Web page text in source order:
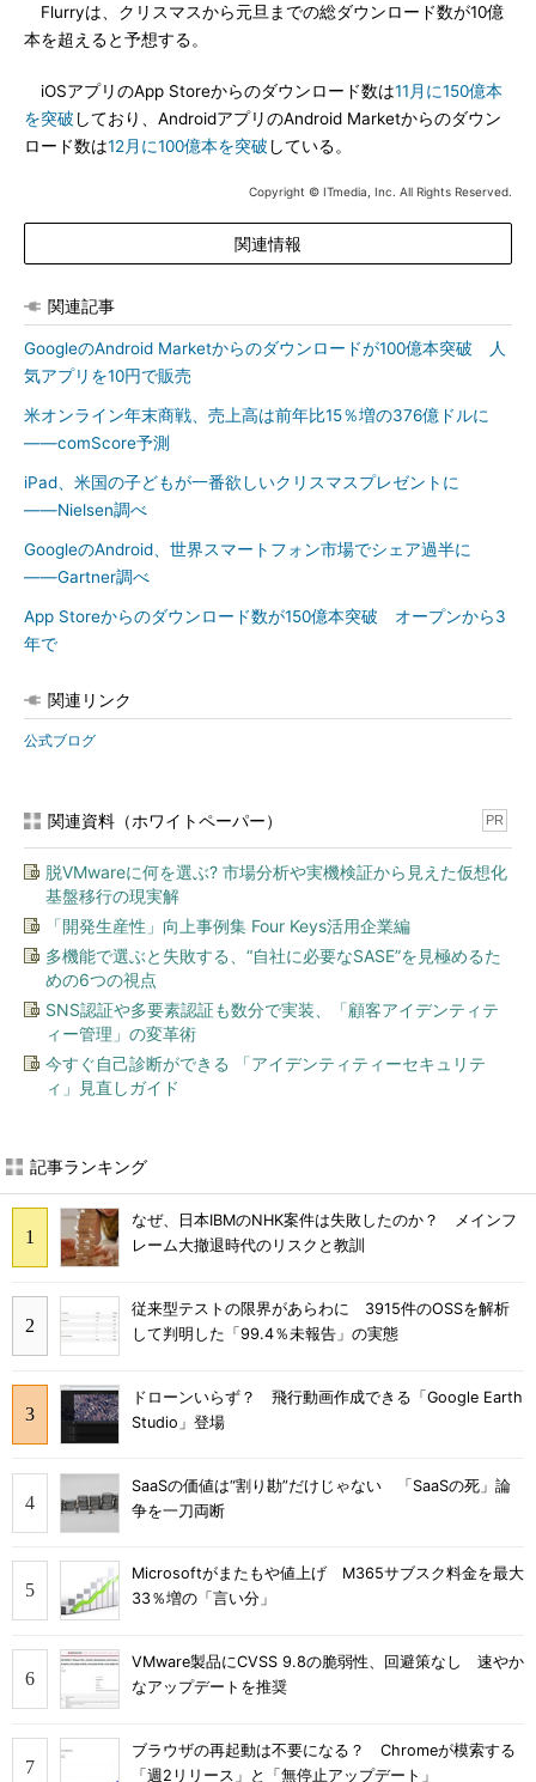
Flurryは、クリスマスから元旦までの総ダウンロード数が10億
本を超えると予想する。
iOSアプリのApp Storeからのダウンロード数は11月に150億本
を突破 しており、AndroidアプリのAndroid Marketからのダウン
ロード数は12月に100億本を突破 している。
Copyright © ITmedia, Inc. All Rights Reserved.
関連情報
関連記事
GoogleのAndroid Marketからのダウンロードが100億本突破 人
気アプリを10円で販売
米オンライン年末商戦、売上高は前年比15％増の376億ドルに
――comScore予測
iPad、米国の子どもが一番欲しいクリスマスプレゼントに
――Nielsen調べ
GoogleのAndroid、世界スマートフォン市場でシェア過半に
――Gartner調べ
App Storeからのダウンロード数が150億本突破 オープンから3
年で
関連リンク
公式ブログ
関連資料（ホワイトペーパー） PR
脱VMwareに何を選ぶ? 市場分析や実機検証から見えた仮想化
基盤移行の現実解
「開発生産性」向上事例集 Four Keys活用企業編
多機能で選ぶと失敗する、“自社に必要なSASE”を見極めるた
めの6つの視点
SNS認証や多要素認証も数分で実装、「顧客アイデンティテ
ィー管理」の変革術
今すぐ自己診断ができる 「アイデンティティーセキュリテ
ィ」見直しガイド
記事ランキング
なぜ、日本IBMのNHK案件は失敗したのか？ メインフ
レーム大撤退時代のリスクと教訓
従来型テストの限界があらわに 3915件のOSSを解析
して判明した「99.4％未報告」の実態
ドローンいらず？ 飛行動画作成できる「Google Earth
Studio」登場
SaaSの価値は“割り勘”だけじゃない 「SaaSの死」論
争を一刀両断
Microsoftがまたもや値上げ M365サブスク料金を最大
33％増の「言い分」
VMware製品にCVSS 9.8の脆弱性、回避策なし 速やか
なアップデートを推奨
ブラウザの再起動は不要になる？ Chromeが模索する
「週2リリース」と「無停止アップデート」